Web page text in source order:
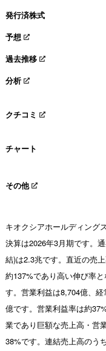
発行済株式
予想
過去推移
分析
クチコミ
チャート
その他
キオクシアホールディング
決算は2026年3月期です。
結)は2.3兆です。直近の売
約137%であり高い伸び率と
す。営業利益は8,704億、経
億です。営業利益率は約
業であり巨額な売上高・営
38%です。連結売上高のう